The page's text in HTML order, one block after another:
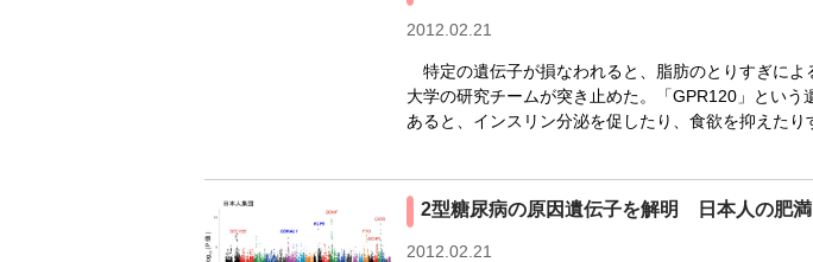
2012.02.21
特定の遺伝子が損なわれると、脂肪のとりすぎによ
大学の研究チームが突き止めた。「GPR120」という
あると、インスリン分泌を促したり、食欲を抑えたり
2型糖尿病の原因遺伝子を解明 日本人の肥
2012.02.21